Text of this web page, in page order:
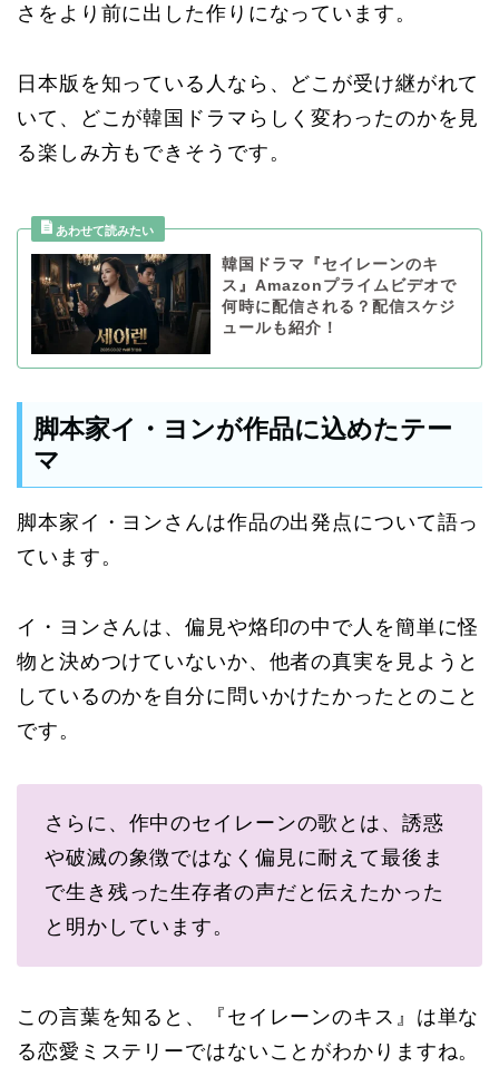
さをより前に出した作りになっています。
日本版を知っている人なら、どこが受け継がれて
いて、どこが韓国ドラマらしく変わったのかを見
る楽しみ方もできそうです。
韓国ドラマ『セイレーンのキ
ス』Amazonプライムビデオで
何時に配信される？配信スケジ
ュールも紹介！
脚本家イ・ヨンが作品に込めたテー
マ
脚本家イ・ヨンさんは作品の出発点について語っ
ています。
イ・ヨンさんは、偏見や烙印の中で人を簡単に怪
物と決めつけていないか、他者の真実を見ようと
しているのかを自分に問いかけたかったとのこと
です。
さらに、作中のセイレーンの歌とは、誘惑
や破滅の象徴ではなく偏見に耐えて最後ま
で生き残った生存者の声だと伝えたかった
と明かしています。
この言葉を知ると、『セイレーンのキス』は単な
る恋愛ミステリーではないことがわかりますね。